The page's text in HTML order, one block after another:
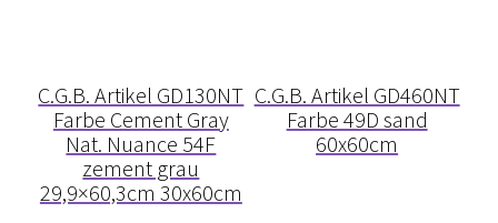
Craquelé
Dehnungsfuge
C.G.B. Artikel GD130NT
Farbe Cement Gray
Nat. Nuance 54F
zement grau
29,9×60,3cm 30x60cm
C.G.B. Artikel GD460NT
Farbe 49D sand
60x60cm